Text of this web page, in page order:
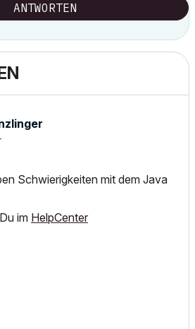
ANTWORTEN
Schwierigkeiten mit dem Java
im HelpCenter